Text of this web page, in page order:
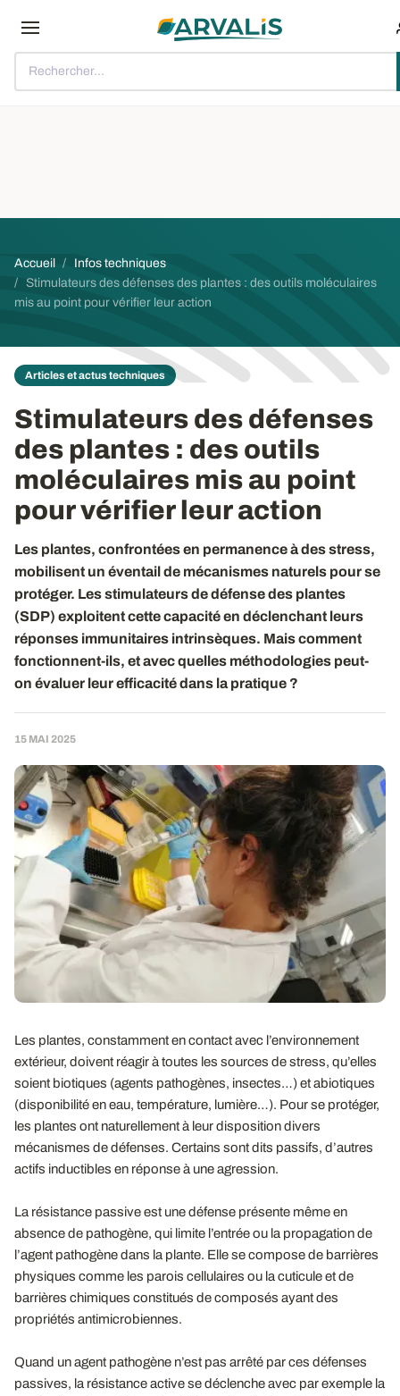
Rechercher...
Fil d'Ariane
Accueil
Infos techniques
Stimulateurs des défenses des plantes : des outils moléculaires
mis au point pour vérifier leur action
Articles et actus techniques
Stimulateurs des défenses
des plantes : des outils
moléculaires mis au point
pour vérifier leur action
Les plantes, confrontées en permanence à des stress,
mobilisent un éventail de mécanismes naturels pour se
protéger. Les stimulateurs de défense des plantes
(SDP) exploitent cette capacité en déclenchant leurs
réponses immunitaires intrinsèques. Mais comment
fonctionnent-ils, et avec quelles méthodologies peut-
on évaluer leur efficacité dans la pratique ?
15 MAI 2025
Les plantes, constamment en contact avec l’environnement
extérieur, doivent réagir à toutes les sources de stress, qu’elles
soient biotiques (agents pathogènes, insectes…) et abiotiques
(disponibilité en eau, température, lumière…). Pour se protéger,
les plantes ont naturellement à leur disposition divers
mécanismes de défenses. Certains sont dits passifs, d’autres
actifs inductibles en réponse à une agression.
La résistance passive est une défense présente même en
absence de pathogène, qui limite l’entrée ou la propagation de
l’agent pathogène dans la plante. Elle se compose de barrières
physiques comme les parois cellulaires ou la cuticule et de
barrières chimiques constitués de composés ayant des
propriétés antimicrobiennes.
Quand un agent pathogène n’est pas arrêté par ces défenses
passives, la résistance active se déclenche avec par exemple la